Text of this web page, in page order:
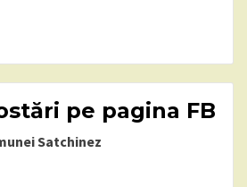
pe pagina FB
Satchinez